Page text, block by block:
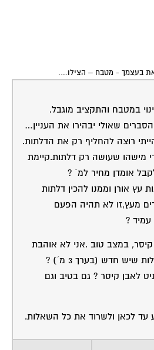
במטבח והתקציב מוגבל.
שאולי יבהירו את העניין…
רוצה להחליף רק את הדלתות.
מישהו שעושה רק דלתות.קיימת
אומדן מחיר למ´ ?
אורן וממנו להכין דלתות
מעץ,זו לא תהיה הפעם
?
חדש (בערך 3 מ´) ?
לאבן קיסר ? גם בטיב וגם
מושקוביץ מטבח